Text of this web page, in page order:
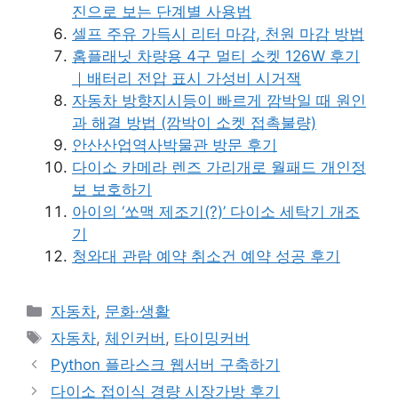
진으로 보는 단계별 사용법
셀프 주유 가득시 리터 마감, 천원 마감 방법
홈플래닛 차량용 4구 멀티 소켓 126W 후기
｜배터리 전압 표시 가성비 시거잭
자동차 방향지시등이 빠르게 깜박일 때 원인
과 해결 방법 (깜박이 소켓 접촉불량)
안산산업역사박물관 방문 후기
다이소 카메라 렌즈 가리개로 월패드 개인정
보 보호하기
아이의 ‘쏘맥 제조기(?)’ 다이소 세탁기 개조
기
청와대 관람 예약 취소건 예약 성공 후기
카
테
리
자동차, 문화·생활
태
그
자동차,체인커버 , 타이밍커버
Python 플라스크 웹서버 구축하기
다이소 접이식 경량 시장가방 후기